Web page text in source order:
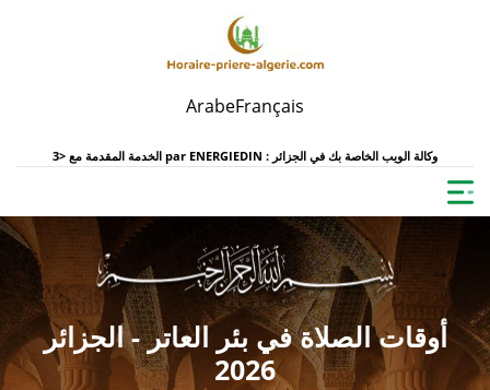
ArabeFrançais
الخدمة المقدمة مع <3 par ENERGIEDIN : وكالة الويب الخاصة بك في الجزائر
أوقات الصلاة في بئر العاتر - الجزائر
2026